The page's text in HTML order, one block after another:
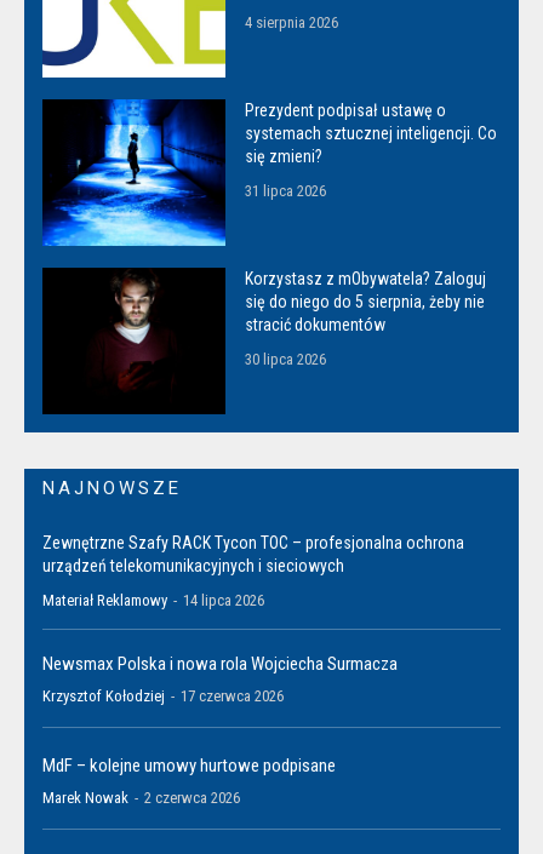
4 sierpnia 2026
Prezydent podpisał ustawę o
systemach sztucznej inteligencji. Co
się zmieni?
31 lipca 2026
Korzystasz z mObywatela? Zaloguj
się do niego do 5 sierpnia, żeby nie
stracić dokumentów
30 lipca 2026
NAJNOWSZE
Zewnętrzne Szafy RACK Tycon TOC – profesjonalna ochrona
urządzeń telekomunikacyjnych i sieciowych
Materiał Reklamowy - 14 lipca 2026
Newsmax Polska i nowa rola Wojciecha Surmacza
Krzysztof Kołodziej - 17 czerwca 2026
MdF – kolejne umowy hurtowe podpisane
Marek Nowak - 2 czerwca 2026